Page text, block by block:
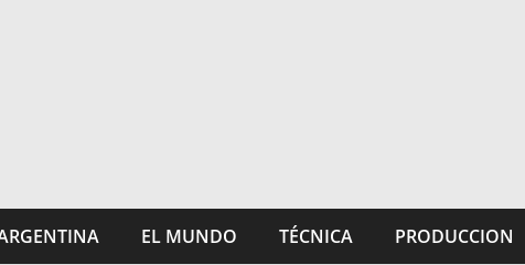
EL MUNDO TÉCNICA PRODUCCION